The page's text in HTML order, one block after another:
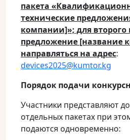
пакета
технические
компании]»; для второго
предложение [название
направляться на адрес:
devices2025@kumtor.kg
Порядок подачи
Участники представляют
отдельных пакетах при
подаются одновременно: